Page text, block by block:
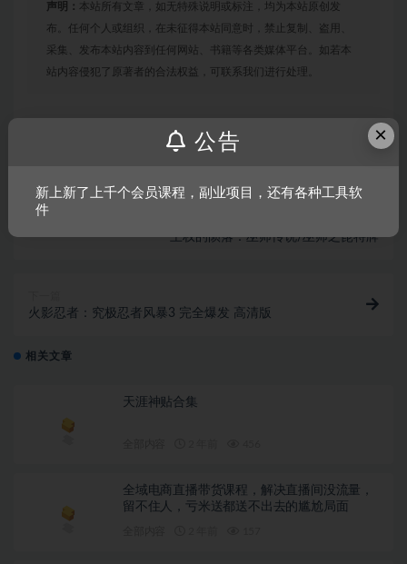
声明： 本站所有文章，如无特殊说明或标注，均为本站原创发
布。任何个人或组织，在未征得本站同意时，禁止复制、盗用、
采集、发布本站内容到任何网站、书籍等各类媒体平台。如若本
站内容侵犯了原著者的合法权益，可联系我们进行处理。
王权的陨落：巫师传说/巫师之昆特牌
火影忍者：究极忍者风暴3 完全爆发 高清版
相关文章
天涯神贴合集
全域电商直播带货课程，解决直播间没流量，
留不住人，亏米送都送不出去的尴尬局面
×
公告
新上新了上千个会员课程，副业项目，还有各种工具软
件